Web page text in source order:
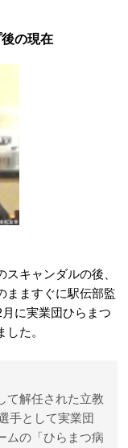
の現在
キャンダルの後、
まますぐに駅伝部監
に実業団ひらまつ
た。
て解任された立教
手として実業団
ムの「ひらまつ病